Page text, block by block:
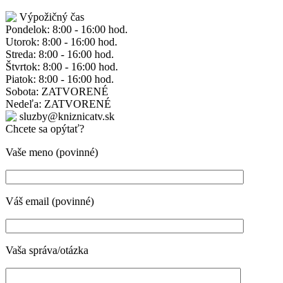
Výpožičný čas
Pondelok: 8:00 - 16:00 hod.
Utorok: 8:00 - 16:00 hod.
Streda: 8:00 - 16:00 hod.
Štvrtok: 8:00 - 16:00 hod.
Piatok: 8:00 - 16:00 hod.
Sobota: ZATVORENÉ
Nedeľa: ZATVORENÉ
sluzby@kniznicatv.sk
Chcete sa opýtať?
Vaše meno (povinné)
Váš email (povinné)
Vaša správa/otázka